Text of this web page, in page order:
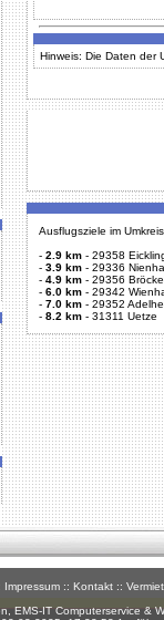
Hinweis: Die Daten der
Ausflugsziele im
- 2.9 km - 29358
- 3.9 km - 29336
- 4.9 km - 29356
- 6.0 km - 29342
- 7.0 km - 29352
- 8.2 km - 31311 Uetze
Impressum :: Kontakt ::
EMS-IT Computerservice &